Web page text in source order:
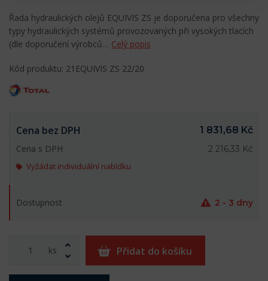
Řada hydraulických olejů EQUIVIS ZS je doporučena pro všechny
typy hydraulických systémů provozovaných při vysokých tlacích
(dle doporučení výrobců… Celý popis
Kód produktu: 21EQUIVIS ZS 22/20
Cena bez DPH
1 831,68 Kč
Cena s DPH
2 216,33 Kč
Vyžádat individuální nabídku
Dostupnost 2 - 3 dny
ks Přidat do košíku